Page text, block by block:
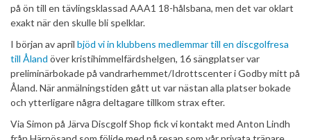
på ön till en tävlingsklassad AAA1 18-hålsbana, men det var oklart
exakt när den skulle bli spelklar.
I början av april bjöd vi in klubbens medlemmar till en discgolfresa
till Åland över kristihimmelfärdshelgen, 16 sängplatser var
preliminärbokade på vandrarhemmet/Idrottscenter i Godby mitt på
Åland. När anmälningstiden gått ut var nästan alla platser bokade
och ytterligare några deltagare tillkom strax efter.
Via Simon på Järva Discgolf Shop fick vi kontakt med Anton Lindh